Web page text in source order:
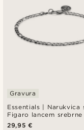
Essentials | Narukvica
Figaro lancem srebrne
mm
Gravura
29,95 €